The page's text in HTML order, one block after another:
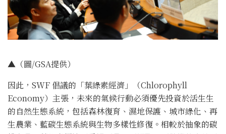
▲（圖/GSA提供）
因此，SWF 倡議的「葉綠素經濟」（Chlorophyll
Economy）主張，未來的氣候行動必須優先投資於活生生
的自然生態系統，包括森林復育、濕地保護、城市綠化、再
生農業、藍碳生態系統與生物多樣性修復。相較於抽象的碳